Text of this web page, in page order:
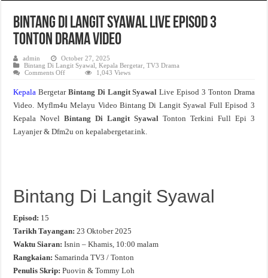
Bintang Di Langit Syawal Live Episod 3
Tonton Drama Video
admin
October 27, 2025
Bintang Di Langit Syawal ,Kepala Bergetar ,TV3 Drama
Comments Offon
Langit
Live
Episod
3
Tonton
Drama
1,043 Views
Kepala Bergetar Bintang Di Langit SyawalLive Episod 3 Tonton Drama
Video. Myflm4u Melayu Video Bintang Di Langit Syawal Full Episod 3
Kepala Novel Bintang Di Langit Syawal Tonton Terkini Full Epi 3
Layanjer & Dfm2u on kepalabergetar.ink.
Bintang Di Langit Syawal
Episod: 15
Tarikh Tayangan: 23 Oktober 2025
Waktu Siaran: Isnin – Khamis, 10:00 malam
Rangkaian: Samarinda TV3 / Tonton
Penulis Skrip: Puovin & Tommy Loh